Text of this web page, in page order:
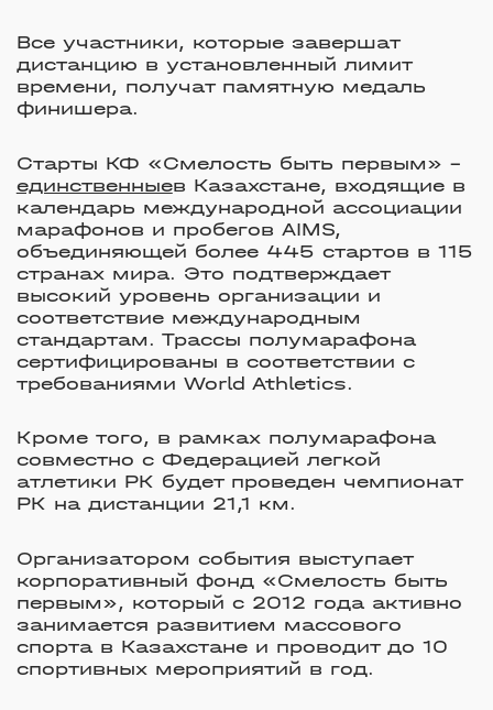
Все участники, которые завершат
дистанцию в установленный лимит
времени, получат памятную медаль
финишера.
Старты КФ «Смелость быть первым» –
единственныев Казахстане, входящие в
календарь международной ассоциации
марафонов и пробегов AIMS,
объединяющей более 445 стартов в 115
странах мира. Это подтверждает
высокий уровень организации и
соответствие международным
стандартам. Трассы полумарафона
сертифицированы в соответствии с
требованиями World Athletics.
Кроме того, в рамках полумарафона
совместно с Федерацией легкой
атлетики РК будет проведен чемпионат
РК на дистанции 21,1 км.
Организатором события выступает
корпоративный фонд «Смелость быть
первым», который с 2012 года активно
занимается развитием массового
спорта в Казахстане и проводит до 10
спортивных мероприятий в год.